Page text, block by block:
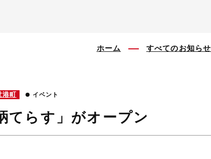
ホーム すべてのお知らせ
港町 イベント
てらす」がオープン